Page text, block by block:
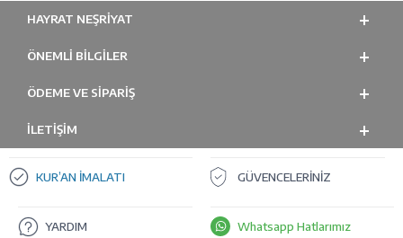
HAYRAT NEŞRIYAT
ÖNEMLI BILGILER
ÖDEME VE SİPARİŞ
İLETİŞİM
KUR’AN İMALATI GÜVENCELERİNİZ
YARDIM Whatsapp Hatlarımız